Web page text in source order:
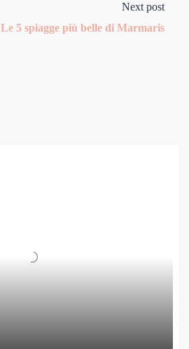
Next post
Le 5 spiagge più belle di Marmaris